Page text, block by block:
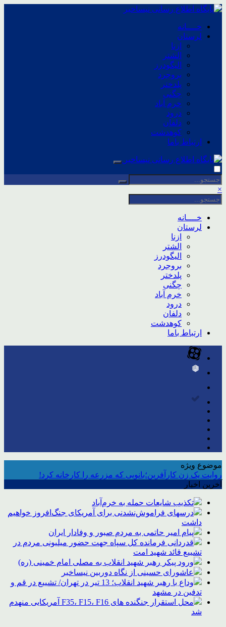
خــــانه
لرستان
ازنا
الشتر
الیگودرز
بروجرد
پلدختر
چگنی
خرم آباد
درود
دلفان
کوهدشت
ارتباط باما
×
خــــانه
لرستان
ازنا
الشتر
الیگودرز
بروجرد
پلدختر
چگنی
خرم آباد
درود
دلفان
کوهدشت
ارتباط باما
موضوع ویژه
روایت یک زن کارآفرین؛بانویی که مزرعه را کارخانه کرد!
آخرین اخبار
تکذیب شایعات حمله به خرم‌آباد
درسهای فراموش‌نشدنی برای آمریکای جنگ‌افروز خواهیم
داشت
پیام امیر حاتمی به مردم صبور و وفادار ایران
قدردانی فرمانده کل سپاه جهت حضور میلیونی مردم در
تشییع قائد شهید امت
ورود پیکر رهبر شهید انقلاب به مصلی امام خمینی (ره)
عاشورای حسینی از نگاه دوربین نیساخبر
وداع با رهبر شهید انقلاب؛ 13 تیر در تهران/ تشییع در قم و
تدفین در مشهد
محل استقرار جنگنده های F35، F15، F16 آمریکایی منهدم
شد